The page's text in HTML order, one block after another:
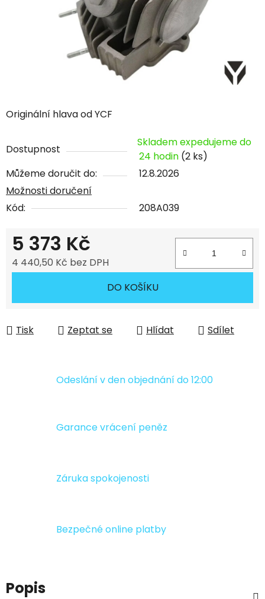
Originální hlava od YCF
Dostupnost
Skladem expedujeme do
24 hodin (2 ks)
Můžeme doručit do:
12.8.2026
Možnosti doručení
Kód:
208A039
5 373 Kč
4 440,50 Kč bez DPH
DO KOŠÍKU
Tisk Zeptat se Hlídat Sdílet
Odeslání v den objednání do 12:00
Garance vrácení peněz
Záruka spokojenosti
Bezpečné online platby
Popis